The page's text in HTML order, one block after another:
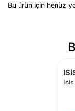
Bu ürün için henüz